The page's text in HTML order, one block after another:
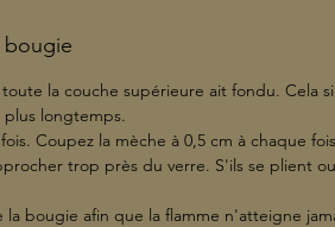
la couche supérieure ait fondu. Cela
longtemps.
Coupez la mèche à 0,5 cm à chaque
trop près du verre. S'ils se plient
bougie afin que la flamme n'atteigne